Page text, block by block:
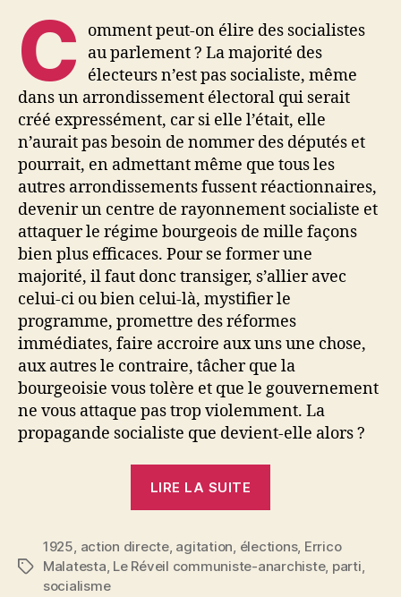
C
omment peut-on élire des socialistes
au parlement ? La majorité des
électeurs n’est pas socialiste, même
dans un arrondissement électoral qui serait
créé expressément, car si elle l’était, elle
n’aurait pas besoin de nommer des députés et
pourrait, en admettant même que tous les
autres arrondissements fussent réactionnaires,
devenir un centre de rayonnement socialiste et
attaquer le régime bourgeois de mille façons
bien plus efficaces. Pour se former une
majorité, il faut donc transiger, s’allier avec
celui-ci ou bien celui-là, mystifier le
programme, promettre des réformes
immédiates, faire accroire aux uns une chose,
aux autres le contraire, tâcher que la
bourgeoisie vous tolère et que le gouvernement
ne vous attaque pas trop violemment. La
propagande socialiste que devient-elle alors ?
LIRE LA SUITE
Socialisme
et
Étiquettes
1925, action directe, agitation, élections, Errico
Malatesta, Le Réveil communiste-anarchiste, parti,
socialisme